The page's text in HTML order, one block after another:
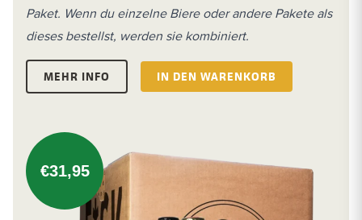
Paket. Wenn du einzelne Biere oder andere Pakete als
dieses bestellst, werden sie kombiniert.
MEHR INFO IN DEN WARENKORB
€31,95